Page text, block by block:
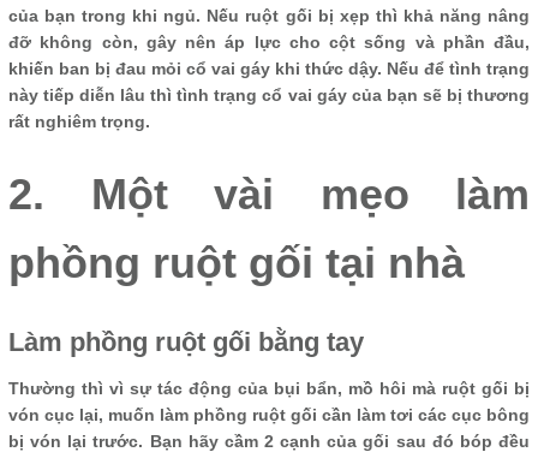
của bạn trong khi ngủ. Nếu ruột gối bị xẹp thì khả năng nâng
đỡ không còn, gây nên áp lực cho cột sống và phần đầu,
khiến ban bị đau mỏi cổ vai gáy khi thức dậy. Nếu để tình trạng
này tiếp diễn lâu thì tình trạng cổ vai gáy của bạn sẽ bị thương
rất nghiêm trọng.
2. Một vài mẹo làm
phồng ruột gối tại nhà
Làm phồng ruột gối bằng tay
Thường thì vì sự tác động của bụi bẩn, mồ hôi mà ruột gối bị
vón cục lại, muốn làm phồng ruột gối cần làm tơi các cục bông
bị vón lại trước. Bạn hãy cầm 2 cạnh của gối sau đó bóp đều